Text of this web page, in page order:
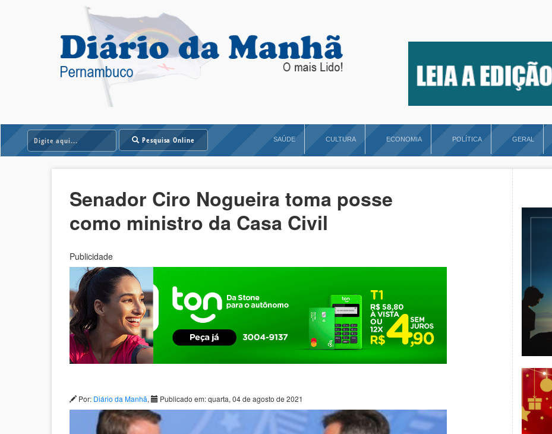
Pesquisa Online SAÚDE CULTURA ECONOMIA POLÍTICA GERAL
Senador Ciro Nogueira toma posse
como ministro da Casa Civil
Publicidade
Por: Diário da Manhã, Publicado em: quarta, 04 de agosto de 2021